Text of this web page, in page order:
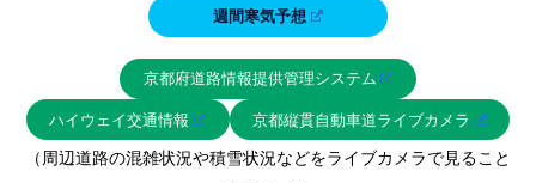
週間寒気予想
京都府道路情報提供管理システム
ハイウェイ交通情報 京都縦貫自動車道ライブカメラ
（周辺道路の混雑状況や積雪状況などをライブカメラで見ること